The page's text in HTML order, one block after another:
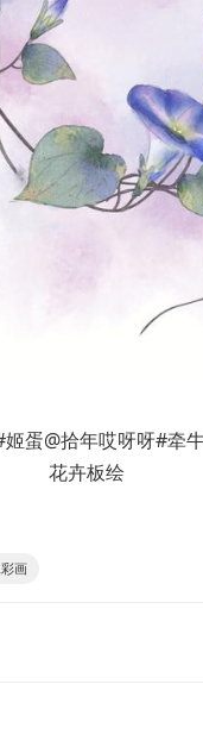
蛋@拾年哎呀呀#牵
花卉板绘
画